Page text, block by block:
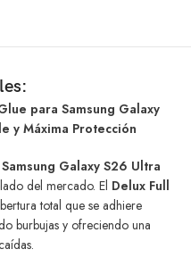
para Samsung Galaxy
y Máxima Protección
Samsung Galaxy S26 Ultra
del mercado. El Delux Full
total que se adhiere
burbujas y ofreciendo una